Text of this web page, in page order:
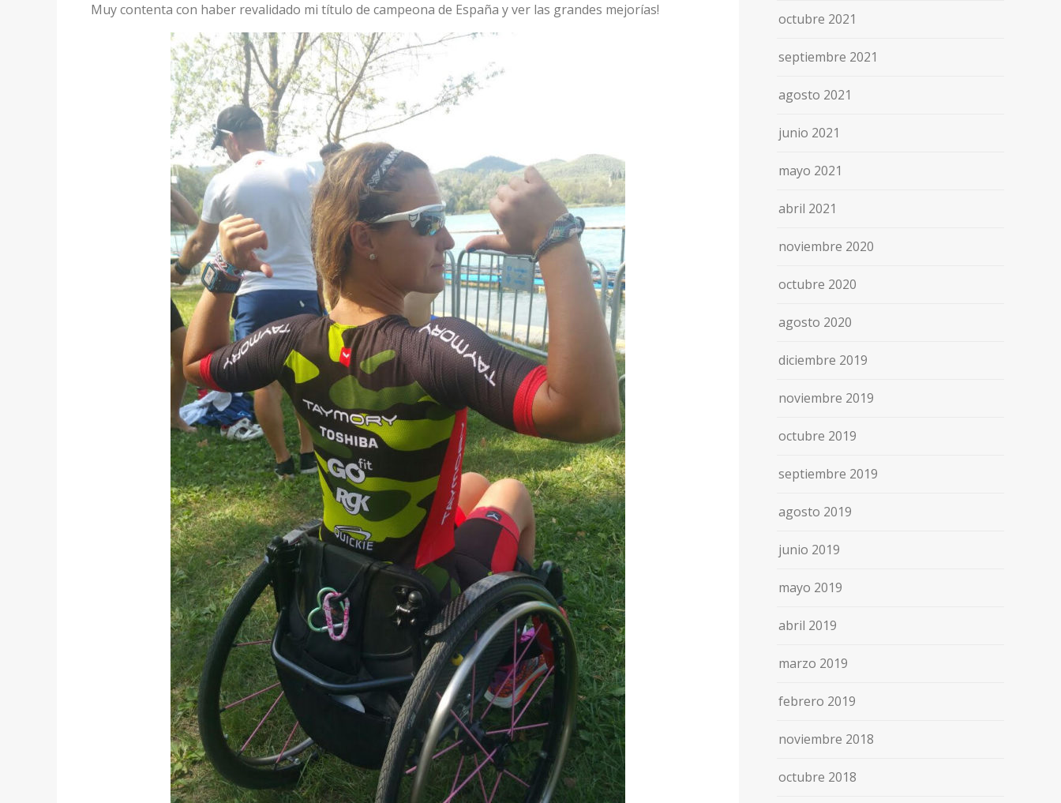
Muy contenta con haber revalidado mi título de campeona de España y ver las grandes mejorías!
octubre 2021
septiembre 2021
agosto 2021
junio 2021
mayo 2021
abril 2021
noviembre 2020
octubre 2020
agosto 2020
diciembre 2019
noviembre 2019
octubre 2019
septiembre 2019
agosto 2019
junio 2019
mayo 2019
abril 2019
marzo 2019
febrero 2019
noviembre 2018
octubre 2018